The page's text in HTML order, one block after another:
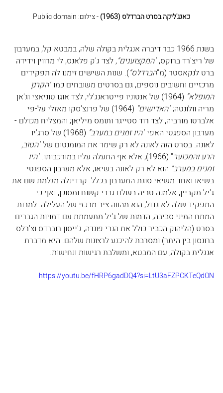
כאנג'ליקה בסרט הברדלס (1963) - צילום: Public domain
בשנת 1966 כבר דיברה אנגלית בקולה שלה, במבטא קל, במערבון
של ריצ'רד ברוקס, "המקצוענים", לצד ג'ק פלאנס, לי מרווין וידידה
ברט לנקאסטר (מ"הברדלס"). שנות השישים זימנו לה תפקידים
מרכזיים וחשובים נוספים, גם בסרטים משובחים כמו "הקרנן
המופלא"
(1964) של אנטוניו פייטראנג'לי, לצד אוגו טוניאצי וג'אן
מריה וולונטה; "האדישים"
(1964) של פרנצ'סקו מאזלי על-פי
אלברטו מורביה, לצד רוד סטייגר ותומס מיליאן; והמצליח מכולם -
מערבון הספגטי האפי "היו זמנים במערב"
(1968) של סרג'יו
לאונה. בסרט הזה לאונה לא רק שימר את המומנטום של "הטוב,
הרע והמכוער" (1966), אלא אף התעלה עליו במורכבותו.
"היו
זמנים במערב" הוא לא רק לאונה בשיאו, אלא מערבון הספגטי
בשיאו ואחד משיאי סוגת המערבון בכלל. קרדינלה מגלמת שם את
ג'יל מקביין, אלמנה טריה בעולם גברי קשוח ומסוכן, ואף כי
התפקיד שלה לא גדול, הוא מהווה ציר מרכזי של העלילה. למרות
המתח המיני סביבה, הדמות של ג'יל מתעמתת עם דמויות הגברים
בסרט (הליהוק הכביר כולל את הנרי פונדה, ג'ייסון רוברדס וצ'רלס
ברונסון בין היתר) ומסרבת להיכנע לרצונות שלהם. היא מדברת
אנגלית בקולה, עם המבטא, ומשלבת רגישות ונחישות.
https://youtu.be/fHRP6gadDQ4?si=LtU3aFZPCKTeQdON